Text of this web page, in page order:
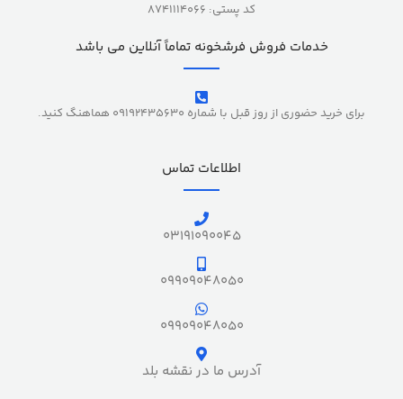
کد پستی: 8741114066
خدمات فروش فرشخونه تماماً آنلاین می باشد
برای خرید حضوری از روز قبل با شماره 09192435630 هماهنگ کنید.
اطلاعات تماس
03191090045
09909048050
09909048050
آدرس ما در نقشه بلد